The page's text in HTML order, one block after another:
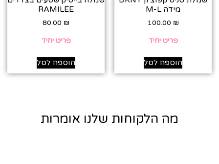
מידה M-L
100.00 ₪
פריט יחיד
הוספה לסל
RAMILEE
80.00 ₪
פריט יחיד
הוספה לסל
מה הלקוחות שלנו אומרות